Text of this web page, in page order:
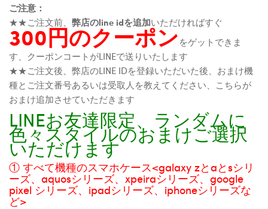
ご注意：
★★ご注文前、 弊店のline idを追加いただければすぐ
300円のクーポンをゲットできま
す、クーポンコートがLINEで送りいたします
★★ご注文後、弊店のLINE IDを登録いただいた後、おまけ機
種とご注文番号あるいは受取人を教えてください、こちらが
おまけ追加させていただきます
LINEお友達限定、ランダムに
色々スタイルのおまけご選択
いただけます
① すべて機種のスマホケース<galaxy zとaとsシリ
ーズ、aquosシリーズ、xpeiraシリーズ、google
pixel シリーズ、ipadシリーズ、iphoneシリーズな
ど>